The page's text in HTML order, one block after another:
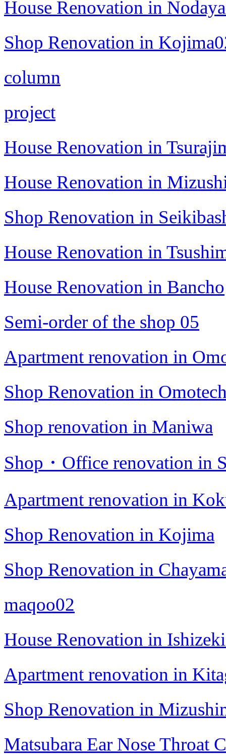
House Renovation in
Shop Renovation in
column
project
House Renovation in
House Renovation in
Shop Renovation in
House Renovation in
House Renovation in Bancho
Semi-order of the shop 05
Apartment renovation in
Shop Renovation in
Shop renovation in Maniwa
Shop・Office renovation in
Apartment renovation in
Shop Renovation in Kojima
Shop Renovation in
maqoo02
House Renovation in
Apartment renovation in
Shop Renovation in
Matsubara Ear Nose Throat